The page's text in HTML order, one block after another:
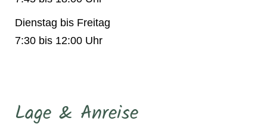
Dienstag bis Freitag
7:30 bis 12:00 Uhr
Lage & Anreise